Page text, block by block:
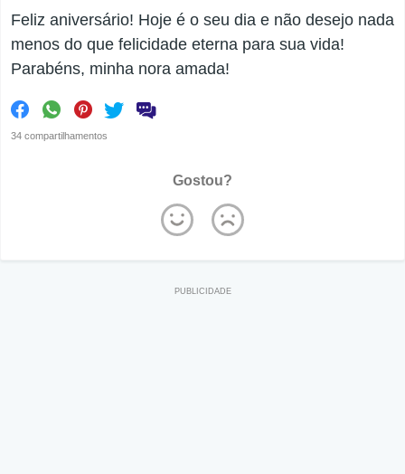
Feliz aniversário! Hoje é o seu dia e não desejo nada
menos do que felicidade eterna para sua vida!
Parabéns, minha nora amada!
34 compartilhamentos
Gostou?